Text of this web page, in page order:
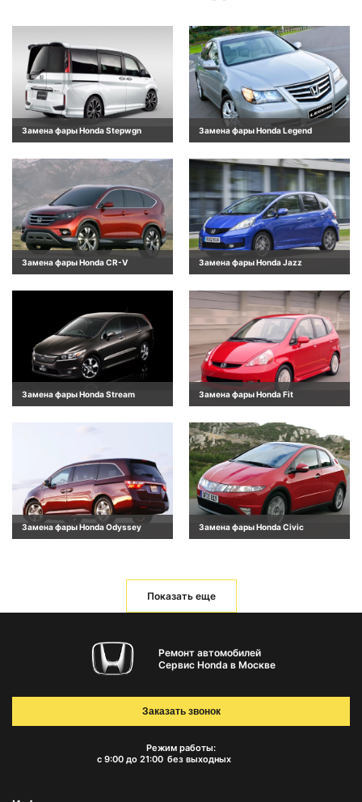
Замена фары Honda Stepwgn Замена фары Honda Legend
Замена фары Honda CR-V Замена фары Honda Jazz
Замена фары Honda Stream Замена фары Honda Fit
Замена фары Honda Odyssey Замена фары Honda Civic
Показать еще
Ремонт автомобилей
Сервис Honda в Москве
Режим работы:
с 9:00 до 21:00 без выходных
Заказать звонок